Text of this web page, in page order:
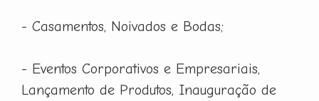
- Casamentos, Noivados e Bodas;
- Eventos Corporativos e Empresariais,
Lançamento de Produtos, Inauguração de